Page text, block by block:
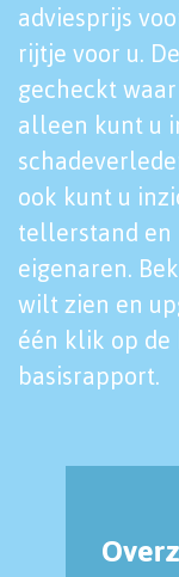
adviesprijs
rijtje voor u.
gecheckt
alleen kunt u
ook kunt u
tellerstand en
eigenaren.
wilt zien en
één klik op de
basisrapport.